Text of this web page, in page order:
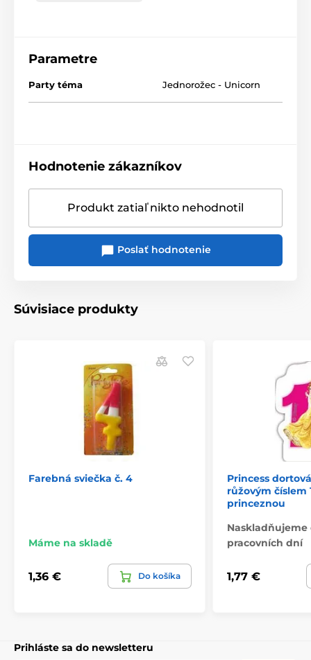
Parametre
Party téma Jednorožec - Unicorn
Hodnotenie zákazníkov
Produkt zatiaľ nikto nehodnotil
Poslať hodnotenie
Súvisiace produkty
Farebná sviečka č. 4
Máme na skladě
1,36 € Do košíka
Princess
růžovým číslem
princeznou
Naskladňujeme
pracovních dní
1,77 €
Prihláste sa do newsletteru